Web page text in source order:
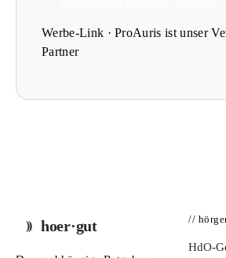
Werbe-Link · ProAuris ist unser
Partner
hoer·gut //
HdO-